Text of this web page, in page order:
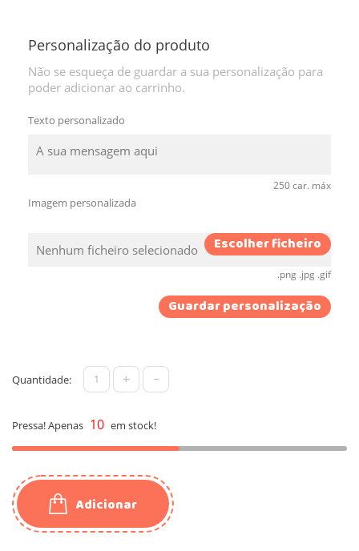
Personalização do produto
Não se esqueça de guardar a sua personalização para
poder adicionar ao carrinho.
Texto personalizado
250 car. máx
Imagem personalizada
Nenhum ficheiro selecionado Escolher ficheiro
.png .jpg .gif
Guardar personalização
Quantidade: + -
Pressa! Apenas 10 em stock!
Adicionar